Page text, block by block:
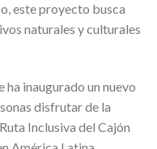
este proyecto busca
naturales y culturales
inaugurado un nuevo
disfrutar de la
Inclusiva del Cajón